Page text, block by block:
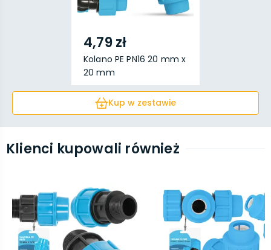
4,79 zł
Kolano PE PN16 20 mm x
20 mm
Kup w zestawie
Klienci kupowali również